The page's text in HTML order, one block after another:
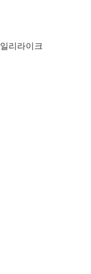
리라이크